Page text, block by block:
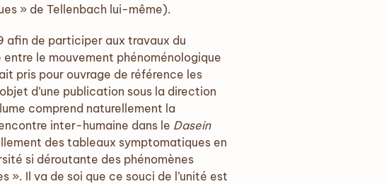
» de Tellenbach lui-même).
afin de participer aux travaux du
le mouvement phénoménologique
pris pour ouvrage de référence les
d’une publication sous la direction
comprend naturellement la
inter-humaine dans le Dasein
des tableaux symptomatiques en
si déroutante des phénomènes
». Il va de soi que ce souci de l’unité est